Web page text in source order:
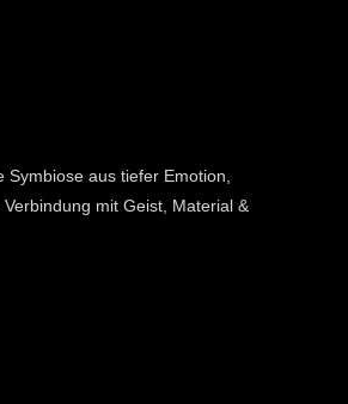
Symbiose aus tiefer Emotion,
mit Geist, Material &